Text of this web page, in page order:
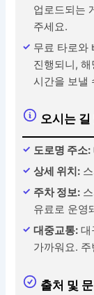
업로드되는
주세요.
무료 타로와
진행되니,
시간을 보낼
오시는 길
도로명 주소:
상세 위치:
주차 정보:
유료로 운영
대중교통: 대
가까워요.
출처 및